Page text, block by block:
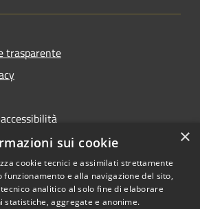
trasparente
Copyright © 2026 • Comune di
Caltanissetta • Powered by
×
sui cookie
cookie tecnici e assimilati strettamente
funzionamento e alla navigazione del sito,
analitico al solo fine di elaborare
statistiche, aggregate e anonime.